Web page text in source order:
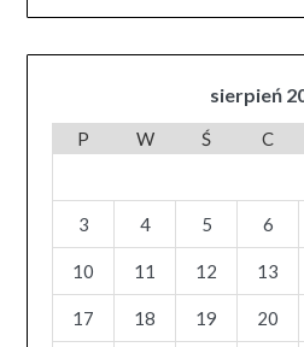
sierpień
P W Ś C
3 4 5 6
10 11 12 13
17 18 19 20